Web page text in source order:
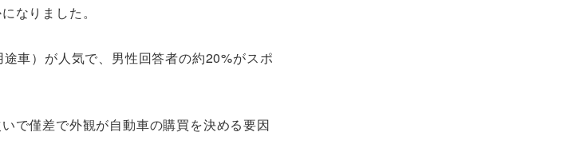
なりました。
車）が人気で、男性回答者の約20%がスポ
で僅差で外観が自動車の購買を決める要因